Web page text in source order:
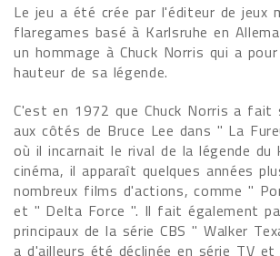
Le jeu a été crée par l'éditeur de jeux
flaregames basé à Karlsruhe en
un hommage à Chuck Norris qui a
hauteur de sa légende.
C'est en 1972 que Chuck Norris a fait
aux côtés de Bruce Lee dans " La
où il incarnait le rival de la légende du
cinéma, il apparaît quelques années
nombreux films d'actions, comme "
et " Delta Force ". Il fait également
principaux de la série CBS " Walker
a d'ailleurs été déclinée en série TV